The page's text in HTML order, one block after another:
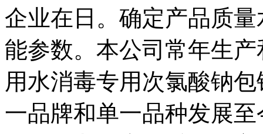
企业在日。确定产品质
能参数。本公司常年生
用水消毒专用次氯酸钠
一品牌和单一品种发展